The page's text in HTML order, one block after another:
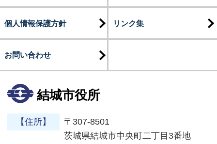
個人情報保護方針 リンク集
お問い合わせ
結城市役所
【住所】
〒307-8501
茨城県結城市中央町二丁目3番地